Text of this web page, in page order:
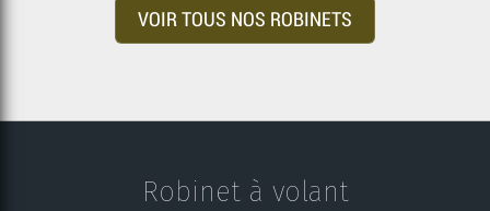
VOIR TOUS NOS ROBINETS
Robinet à volant